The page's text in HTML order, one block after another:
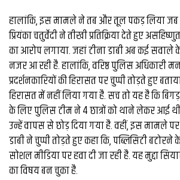
हालांकि, इस मामले ने तब और तूल पकड़ लिया
प्रियंका चतुर्वेदी ने तीखी प्रतिक्रिया देते हुए
का आरोप लगाया. जहां टीना डाबी अब कई सवाले
नजर आ रही है. हालांकि, वरिष्ठ पुलिस अधिकारी
प्रदर्शनकारियों की हिरासत पर चुप्पी तोड़ते हुए
हिरासत में नहीं लिया गया है. सच तो यह है कि
के लिए पुलिस टीम ने 4 छात्रों को थाने लेकर आई
उन्हें वापस से छोड़ दिया गया है. वहीं, इस मामले
डाबी ने चुप्पी तोड़ते हुए कहा कि, पब्लिसिटी बटोरने
सोशल मीडिया पर हवा दी जा रही है. यह मुद्दा
का विषय बन चुका है.